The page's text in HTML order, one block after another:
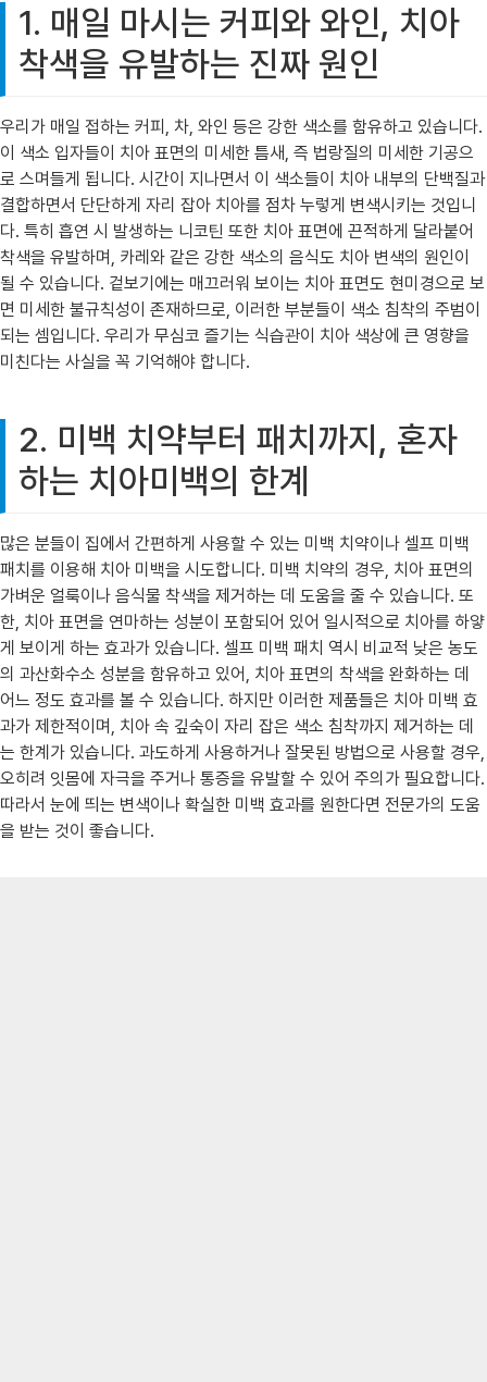
1. 매일 마시는 커피와 와인, 치아
착색을 유발하는 진짜 원인
우리가 매일 접하는 커피, 차, 와인 등은 강한 색소를 함유하고 있습니다.
이 색소 입자들이 치아 표면의 미세한 틈새, 즉 법랑질의 미세한 기공으
로 스며들게 됩니다. 시간이 지나면서 이 색소들이 치아 내부의 단백질과
결합하면서 단단하게 자리 잡아 치아를 점차 누렇게 변색시키는 것입니
다. 특히 흡연 시 발생하는 니코틴 또한 치아 표면에 끈적하게 달라붙어
착색을 유발하며, 카레와 같은 강한 색소의 음식도 치아 변색의 원인이
될 수 있습니다. 겉보기에는 매끄러워 보이는 치아 표면도 현미경으로 보
면 미세한 불규칙성이 존재하므로, 이러한 부분들이 색소 침착의 주범이
되는 셈입니다. 우리가 무심코 즐기는 식습관이 치아 색상에 큰 영향을
미친다는 사실을 꼭 기억해야 합니다.
2. 미백 치약부터 패치까지, 혼자
하는 치아미백의 한계
많은 분들이 집에서 간편하게 사용할 수 있는 미백 치약이나 셀프 미백
패치를 이용해 치아 미백을 시도합니다. 미백 치약의 경우, 치아 표면의
가벼운 얼룩이나 음식물 착색을 제거하는 데 도움을 줄 수 있습니다. 또
한, 치아 표면을 연마하는 성분이 포함되어 있어 일시적으로 치아를 하얗
게 보이게 하는 효과가 있습니다. 셀프 미백 패치 역시 비교적 낮은 농도
의 과산화수소 성분을 함유하고 있어, 치아 표면의 착색을 완화하는 데
어느 정도 효과를 볼 수 있습니다. 하지만 이러한 제품들은 치아 미백 효
과가 제한적이며, 치아 속 깊숙이 자리 잡은 색소 침착까지 제거하는 데
는 한계가 있습니다. 과도하게 사용하거나 잘못된 방법으로 사용할 경우,
오히려 잇몸에 자극을 주거나 통증을 유발할 수 있어 주의가 필요합니다.
따라서 눈에 띄는 변색이나 확실한 미백 효과를 원한다면 전문가의 도움
을 받는 것이 좋습니다.